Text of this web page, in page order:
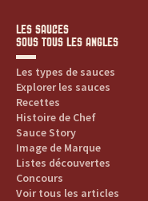
LES SAUCES
SOUS TOUS LES ANGLES
Les types de sauces
Explorer les sauces
Recettes
Histoire de Chef
Sauce Story
Image de Marque
Listes découvertes
Concours
Voir tous les articles